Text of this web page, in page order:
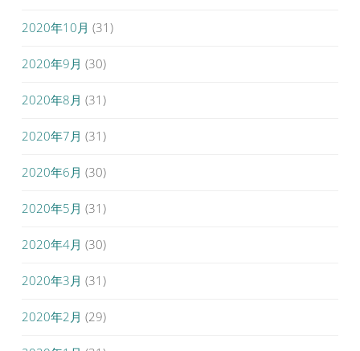
2020年10月 (31)
2020年9月 (30)
2020年8月 (31)
2020年7月 (31)
2020年6月 (30)
2020年5月 (31)
2020年4月 (30)
2020年3月 (31)
2020年2月 (29)